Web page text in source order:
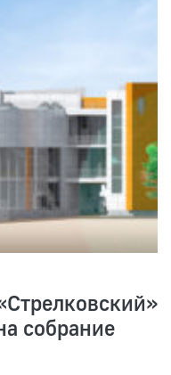
собрание